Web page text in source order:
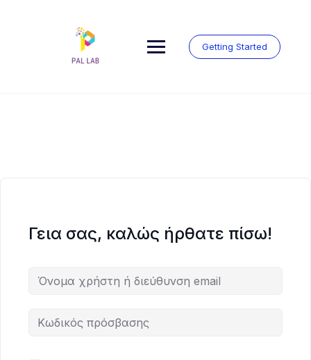
Getting Started
Γεια σας, καλώς ήρθατε πίσω!